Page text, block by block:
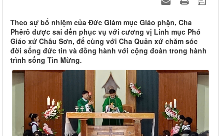
Theo sự bổ nhiệm của Đức Giám mục Giáo phận, Cha
Phêrô được sai đến phục vụ với cương vị Linh mục Phó
Giáo xứ Châu Sơn, để cùng với Cha Quản xứ chăm sóc
đời sống đức tin và đồng hành với cộng đoàn trong hành
trình sống Tin Mừng.